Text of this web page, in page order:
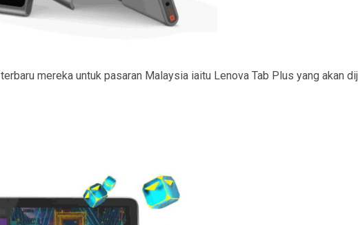
mereka untuk pasaran Malaysia iaitu Lenova Tab Plus yang akan